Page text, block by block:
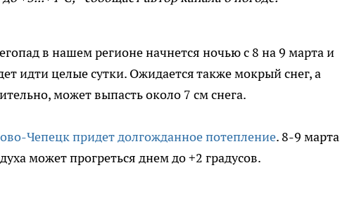
в нашем регионе начнется ночью с 8 на 9 марта и
идти целые сутки. Ожидается также мокрый снег, а
может выпасть около 7 см снега.
Чепецк придет долгожданное потепление. 8-9 марта
может прогреться днем до +2 градусов.